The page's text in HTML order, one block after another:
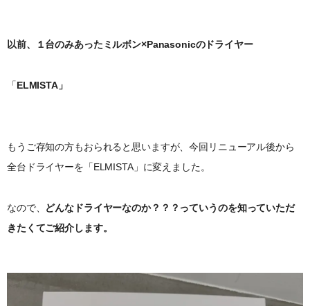
以前、１台のみあったミルボン×Panasonicのドライヤー
「ELMISTA」
もうご存知の方もおられると思いますが、今回リニューアル後から
全台ドライヤーを「ELMISTA」に変えました。
なので、 どんなドライヤーなのか？？？っていうのを知っていただ
きたくてご紹介します。